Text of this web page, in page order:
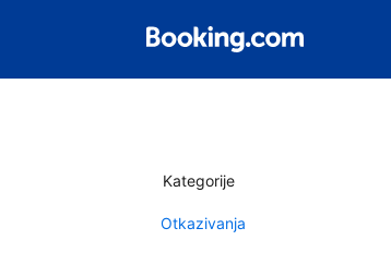
Kategorije
Otkazivanja